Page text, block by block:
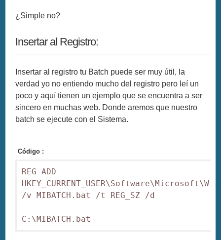
¿Simple no?
Insertar al Registro:
Insertar al registro tu Batch puede ser muy útil, la
verdad yo no entiendo mucho del registro pero leí un
poco y aquí tienen un ejemplo que se encuentra a ser
sincero en muchas web. Donde aremos que nuestro
batch se ejecute con el Sistema.
Código :
REG ADD
/v MIBATCH.bat /t REG_SZ /d
C:\MIBATCH.bat